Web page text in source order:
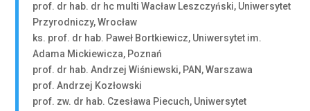
prof. dr hab. dr hc multi Wacław Leszczyński, Uniwersytet
Przyrodniczy, Wrocław
ks. prof. dr hab. Paweł Bortkiewicz, Uniwersytet im.
Adama Mickiewicza, Poznań
prof. dr hab. Andrzej Wiśniewski, PAN, Warszawa
prof. Andrzej Kozłowski
prof. zw. dr hab. Czesława Piecuch, Uniwersytet